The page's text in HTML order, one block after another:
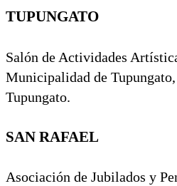
TUPUNGATO
Salón de Actividades
Municipalidad de
Tupungato.
SAN RAFAEL
Asociación de Jubilados y